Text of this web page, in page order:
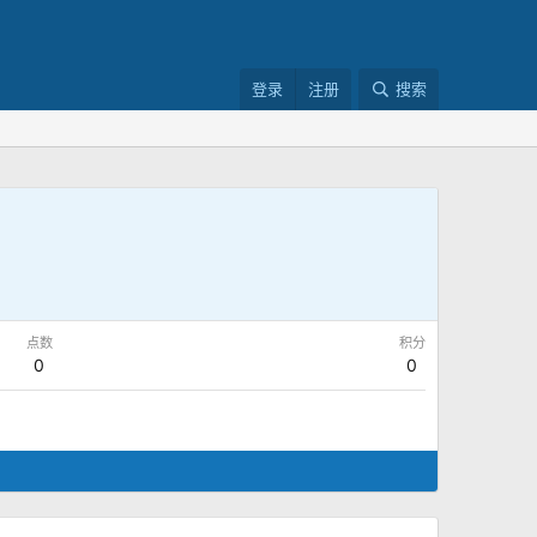
登录 注册 搜索
点数
0
积分
0